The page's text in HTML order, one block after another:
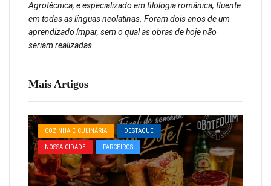
Mais Artigos
COZINHA E CULINÁRIA DESTAQUE
NOSSA CIDADE PARCEIROS
Agrotécnica, e especializado em filologia românica, fluente
em todas as línguas neolatinas. Foram dois anos de um
aprendizado ímpar, sem o qual as obras de hoje não
seriam realizadas.